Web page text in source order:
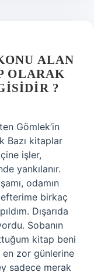
ALAN
OLARAK
?
Gömlek’in
Bazı kitaplar
işler,
yankılanır.
odamın
birkaç
Dışarıda
Sobanın
kitap beni
en zor günlerine
sadece merak